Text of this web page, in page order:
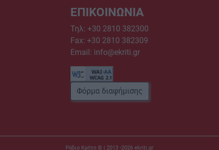
ΕΠΙΚΟΙΝΩΝΙΑ
Τηλ: +30 2810 382300
Fax: +30 2810 382309
Email: info@ekriti.gr
Φόρμα διαφήμισης
Ράδιο Κρήτη © | 2013 -2026 ekriti.gr